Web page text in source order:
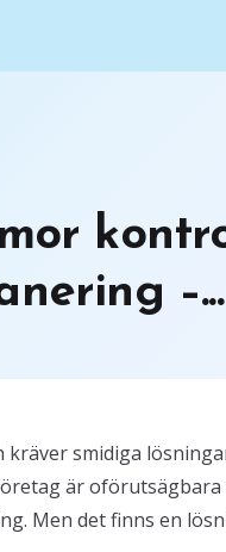
–...
kräver smidiga
är
Men det finns en